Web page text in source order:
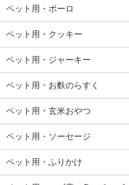
ペット用・ボーロ
ペット用・クッキー
ペット用・ジャーキー
ペット用・お麩のらすく
ペット用・玄米おやつ
ペット用・ソーセージ
ペット用・ふりかけ